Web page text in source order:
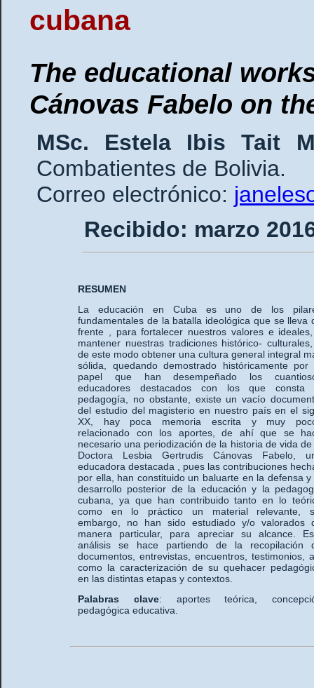
cubana
The educational
Cánovas Fabelo on
MSc. Estela Ibis Tait
Combatientes de Bolivia.
Correo electrónico:
Recibido: marzo
RESUMEN
La educación en Cuba es uno de los
fundamentales de la batalla ideológica que se lleva
frente , para fortalecer nuestros valores e
mantener nuestras tradiciones histórico-
de este modo obtener una cultura general integral
sólida, quedando demostrado históricamente por
papel que han desempeñado los
educadores destacados con los que consta
pedagogía, no obstante, existe un vacío
del estudio del magisterio en nuestro país en el
XX, hay poca memoria escrita y muy
relacionado con los aportes, de ahí que se
necesario una periodización de la historia de vida de
Doctora Lesbia Gertrudis Cánovas Fabelo,
educadora destacada , pues las contribuciones
por ella, han constituido un baluarte en la defensa y
desarrollo posterior de la educación y la
cubana, ya que han contribuido tanto en lo
como en lo práctico un material relevante,
embargo, no han sido estudiado y/o valorados
manera particular, para apreciar su alcance.
análisis se hace partiendo de la recopilación
documentos, entrevistas, encuentros, testimonios,
como la caracterización de su quehacer
en las distintas etapas y contextos.
Palabras clave: aportes teórica,
pedagógica educativa.